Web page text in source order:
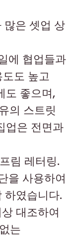
많은 셋업 상
에 협업들과
도 높고
도 좋으며,
의 스트릿
업은 전면과
림 레터링.
을 사용하여
하였습니다.
대조하여
는